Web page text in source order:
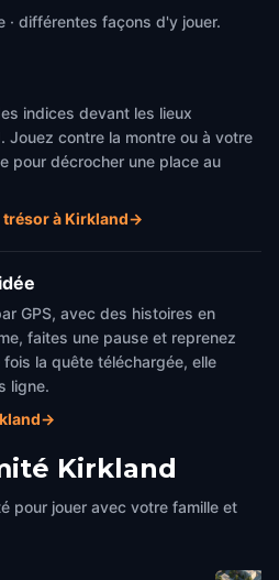
· différentes façons d'y jouer.
indices devant les lieux
Jouez contre la montre ou à votre
pour décrocher une place au
à Kirkland→
GPS, avec des histoires en
faites une pause et reprenez
la quête téléchargée, elle
ligne.
→
Kirkland
pour jouer avec votre famille et